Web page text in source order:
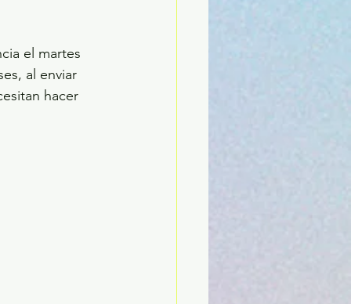
el martes
al enviar
hacer